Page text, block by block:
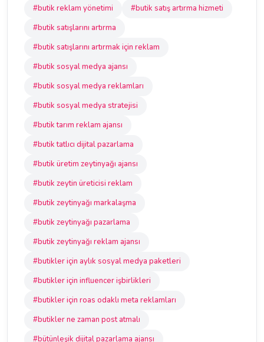
#butik reklam yönetimi
#butik satış artırma hizmeti
#butik satışlarını artırma
#butik satışlarını artırmak için reklam
#butik sosyal medya ajansı
#butik sosyal medya reklamları
#butik sosyal medya stratejisi
#butik tarım reklam ajansı
#butik tatlıcı dijital pazarlama
#butik üretim zeytinyağı ajansı
#butik zeytin üreticisi reklam
#butik zeytinyağı markalaşma
#butik zeytinyağı pazarlama
#butik zeytinyağı reklam ajansı
#butikler için aylık sosyal medya paketleri
#butikler için influencer işbirlikleri
#butikler için roas odaklı meta reklamları
#butikler ne zaman post atmalı
#bütünleşik dijital pazarlama ajansı